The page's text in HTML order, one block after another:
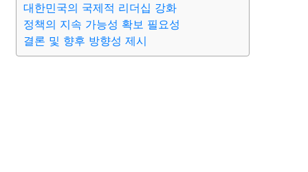
대한민국의 국제적 리더십 강화
정책의 지속 가능성 확보 필요성
결론 및 향후 방향성 제시